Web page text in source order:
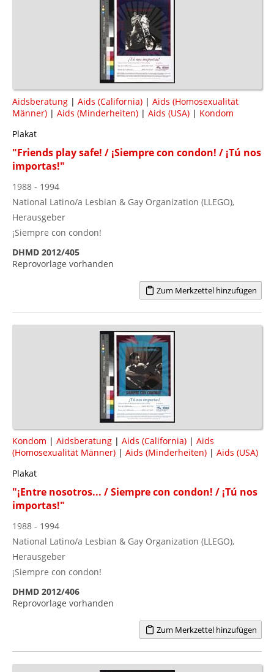
Aidsberatung | Aids (California) | Aids (Homosexualität
Männer) | Aids (Minderheiten) | Aids (USA) | Kondom
Plakat
"Friends play safe! / ¡Siempre con condon! / ¡Tú nos
importas!"
1988 - 1994
National Latino/a Lesbian & Gay Organization (LLEGO),
Herausgeber
¡Siempre con condon!
DHMD 2012/405
Reprovorlage vorhanden
Zum Merkzettel hinzufügen
Kondom | Aidsberatung | Aids (California) | Aids
(Homosexualität Männer) | Aids (Minderheiten) | Aids (USA)
Plakat
"¡Entre nosotros... / Siempre con condon! / ¡Tú nos
importas!"
1988 - 1994
National Latino/a Lesbian & Gay Organization (LLEGO),
Herausgeber
¡Siempre con condon!
DHMD 2012/406
Reprovorlage vorhanden
Zum Merkzettel hinzufügen